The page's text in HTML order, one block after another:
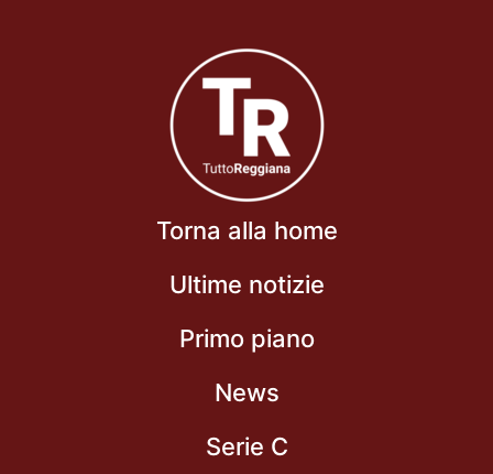
Torna alla home
Ultime notizie
Primo piano
News
Serie C